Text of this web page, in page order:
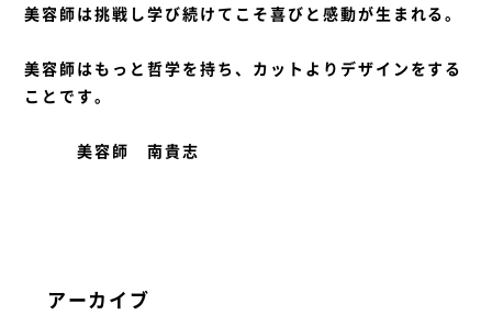
美容師は挑戦し学び続けてこそ喜びと感動が生まれる。
美容師はもっと哲学を持ち、カットよりデザインをする
ことです。
美容師 南貴志
アーカイブ